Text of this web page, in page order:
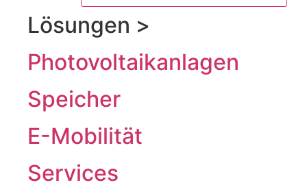
Lösungen >
Photovoltaikanlagen
Speicher
E-Mobilität
Services